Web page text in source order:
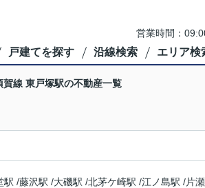
営業時間：
戸建てを探す 沿線検索 エリア検
賀線 東戸塚駅の不動産一覧
駅 /藤沢駅 /大磯駅 /北茅ケ崎駅 /江ノ島駅 /片